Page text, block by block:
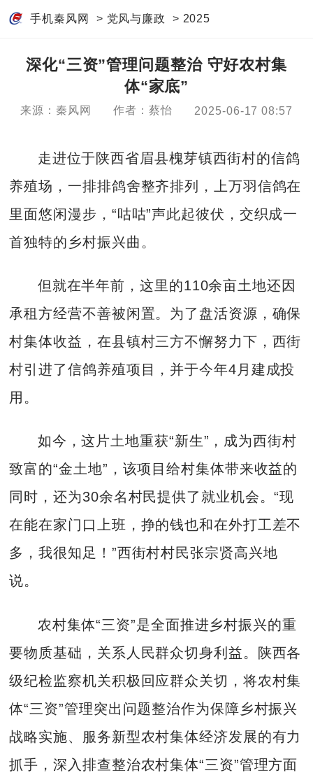
手机秦风网 > 党风与廉政 > 2025
深化“三资”管理问题整治 守好农村集
体“家底”
来源：秦风网 作者：蔡怡 2025-06-17 08:57
走进位于陕西省眉县槐芽镇西街村的信鸽
养殖场，一排排鸽舍整齐排列，上万羽信鸽在
里面悠闲漫步，“咕咕”声此起彼伏，交织成一
首独特的乡村振兴曲。
但就在半年前，这里的110余亩土地还因
承租方经营不善被闲置。为了盘活资源，确保
村集体收益，在县镇村三方不懈努力下，西街
村引进了信鸽养殖项目，并于今年4月建成投
用。
如今，这片土地重获“新生”，成为西街村
致富的“金土地”，该项目给村集体带来收益的
同时，还为30余名村民提供了就业机会。“现
在能在家门口上班，挣的钱也和在外打工差不
多，我很知足！”西街村村民张宗贤高兴地
说。
农村集体“三资”是全面推进乡村振兴的重
要物质基础，关系人民群众切身利益。陕西各
级纪检监察机关积极回应群众关切，将农村集
体“三资”管理突出问题整治作为保障乡村振兴
战略实施、服务新型农村集体经济发展的有力
抓手，深入排查整治农村集体“三资”管理方面